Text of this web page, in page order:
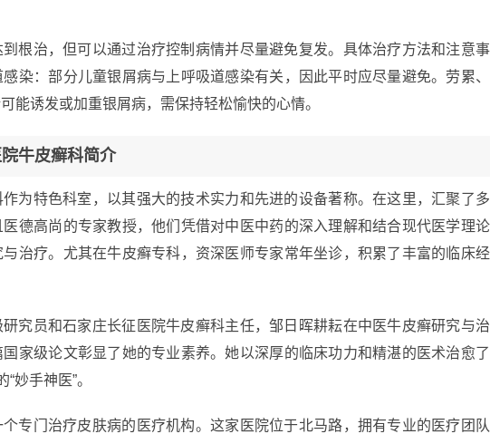
根治，但可以通过治疗控制病情并尽量避免复发。具体治疗方法和注意事
染：部分儿童银屑病与上呼吸道感染有关，因此平时应尽量避免。劳累、
能诱发或加重银屑病，需保持轻松愉快的心情。
牛皮癣科简介
为特色科室，以其强大的技术实力和先进的设备著称。在这里，汇聚了多
德高尚的专家教授，他们凭借对中医中药的深入理解和结合现代医学理论
治疗。尤其在牛皮癣专科，资深医师专家常年坐诊，积累了丰富的临床经
究员和石家庄长征医院牛皮癣科主任，邹日晖耕耘在中医牛皮癣研究与治
家级论文彰显了她的专业素养。她以深厚的临床功力和精湛的医术治愈了
妙手神医”。
专门治疗皮肤病的医疗机构。这家医院位于北马路，拥有专业的医疗团队